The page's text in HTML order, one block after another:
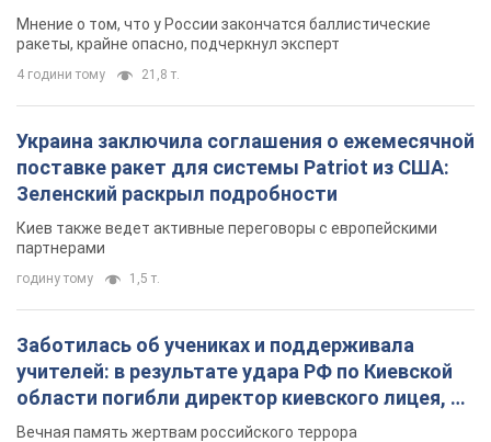
Мнение о том, что у России закончатся баллистические
ракеты, крайне опасно, подчеркнул эксперт
4 години тому 21,8 т.
Украина заключила соглашения о ежемесячной
поставке ракет для системы Patriot из США:
Зеленский раскрыл подробности
Киев также ведет активные переговоры с европейскими
партнерами
годину тому 1,5 т.
Заботилась об учениках и поддерживала
учителей: в результате удара РФ по Киевской
области погибли директор киевского лицея, её
муж и внук
Вечная память жертвам российского террора